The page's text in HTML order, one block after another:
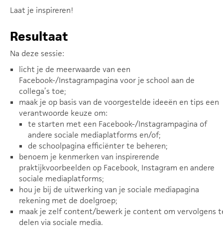
Laat je inspireren!
Resultaat
Na deze sessie:
licht je de meerwaarde van een
Facebook-/Instagrampagina voor je school aan de
collega’s toe;
maak je op basis van de voorgestelde ideeën en tips een
verantwoorde keuze om:
te starten met een Facebook-/Instagrampagina of
andere sociale mediaplatforms en/of;
de schoolpagina efficiënter te beheren;
benoem je kenmerken van inspirerende
praktijkvoorbeelden op Facebook, Instagram en andere
sociale mediaplatforms;
hou je bij de uitwerking van je sociale mediapagina
rekening met de doelgroep;
maak je zelf content/bewerk je content om vervolgens
delen via sociale media.